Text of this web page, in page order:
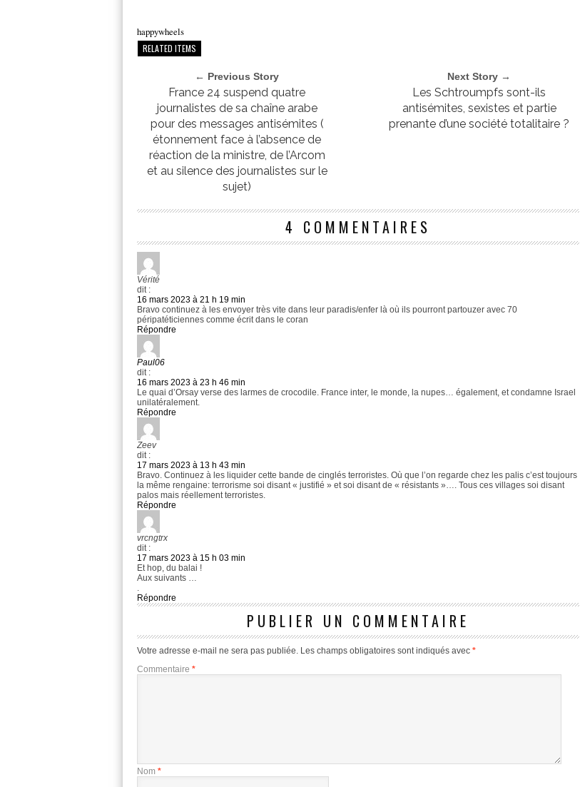
happywheels
RELATED ITEMS
← Previous Story
France 24 suspend quatre
journalistes de sa chaîne arabe
pour des messages antisémites (
étonnement face à l’absence de
réaction de la ministre, de l’Arcom
et au silence des journalistes sur le
sujet)
Next Story →
Les Schtroumpfs sont-ils
antisémites, sexistes et partie
prenante d’une société totalitaire ?
4 COMMENTAIRES
Vérité
dit :
16 mars 2023 à 21 h 19 min
Bravo continuez à les envoyer très vite dans leur paradis/enfer là où ils pourront partouzer avec 70
péripatéticiennes comme écrit dans le coran
Répondre
Paul06
dit :
16 mars 2023 à 23 h 46 min
Le quai d’Orsay verse des larmes de crocodile. France inter, le monde, la nupes… également, et condamne Israel
unilatéralement.
Répondre
Zeev
dit :
17 mars 2023 à 13 h 43 min
Bravo. Continuez à les liquider cette bande de cinglés terroristes. Où que l’on regarde chez les palis c’est toujours
la même rengaine: terrorisme soi disant « justifié » et soi disant de « résistants »…. Tous ces villages soi disant
palos mais réellement terroristes.
Répondre
vrcngtrx
dit :
17 mars 2023 à 15 h 03 min
Et hop, du balai !
Aux suivants …
.
Répondre
PUBLIER UN COMMENTAIRE
Votre adresse e-mail ne sera pas publiée. Les champs obligatoires sont indiqués avec *
Commentaire *
Nom *